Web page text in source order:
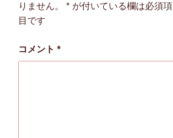
りません。
* が付いている欄は必須項
目です
コメント *